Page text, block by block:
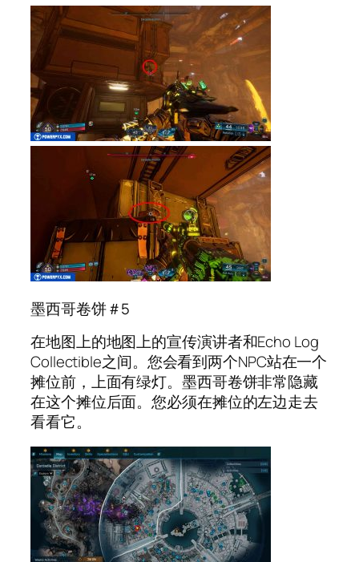
墨西哥卷饼＃5
在地图上的地图上的宣传演讲者和Echo Log
Collectible之间。您会看到两个NPC站在一个
摊位前，上面有绿灯。墨西哥卷饼非常隐藏
在这个摊位后面。您必须在摊位的左边走去
看看它。